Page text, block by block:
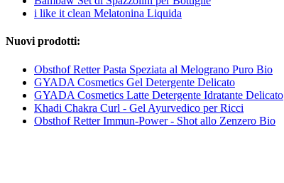
i like it clean Melatonina Liquida
Nuovi prodotti:
Obsthof Retter Pasta Speziata al Melograno Puro Bio
GYADA Cosmetics Gel Detergente Delicato
GYADA Cosmetics Latte Detergente Idratante Delicato
Khadi Chakra Curl - Gel Ayurvedico per Ricci
Obsthof Retter Immun-Power - Shot allo Zenzero Bio